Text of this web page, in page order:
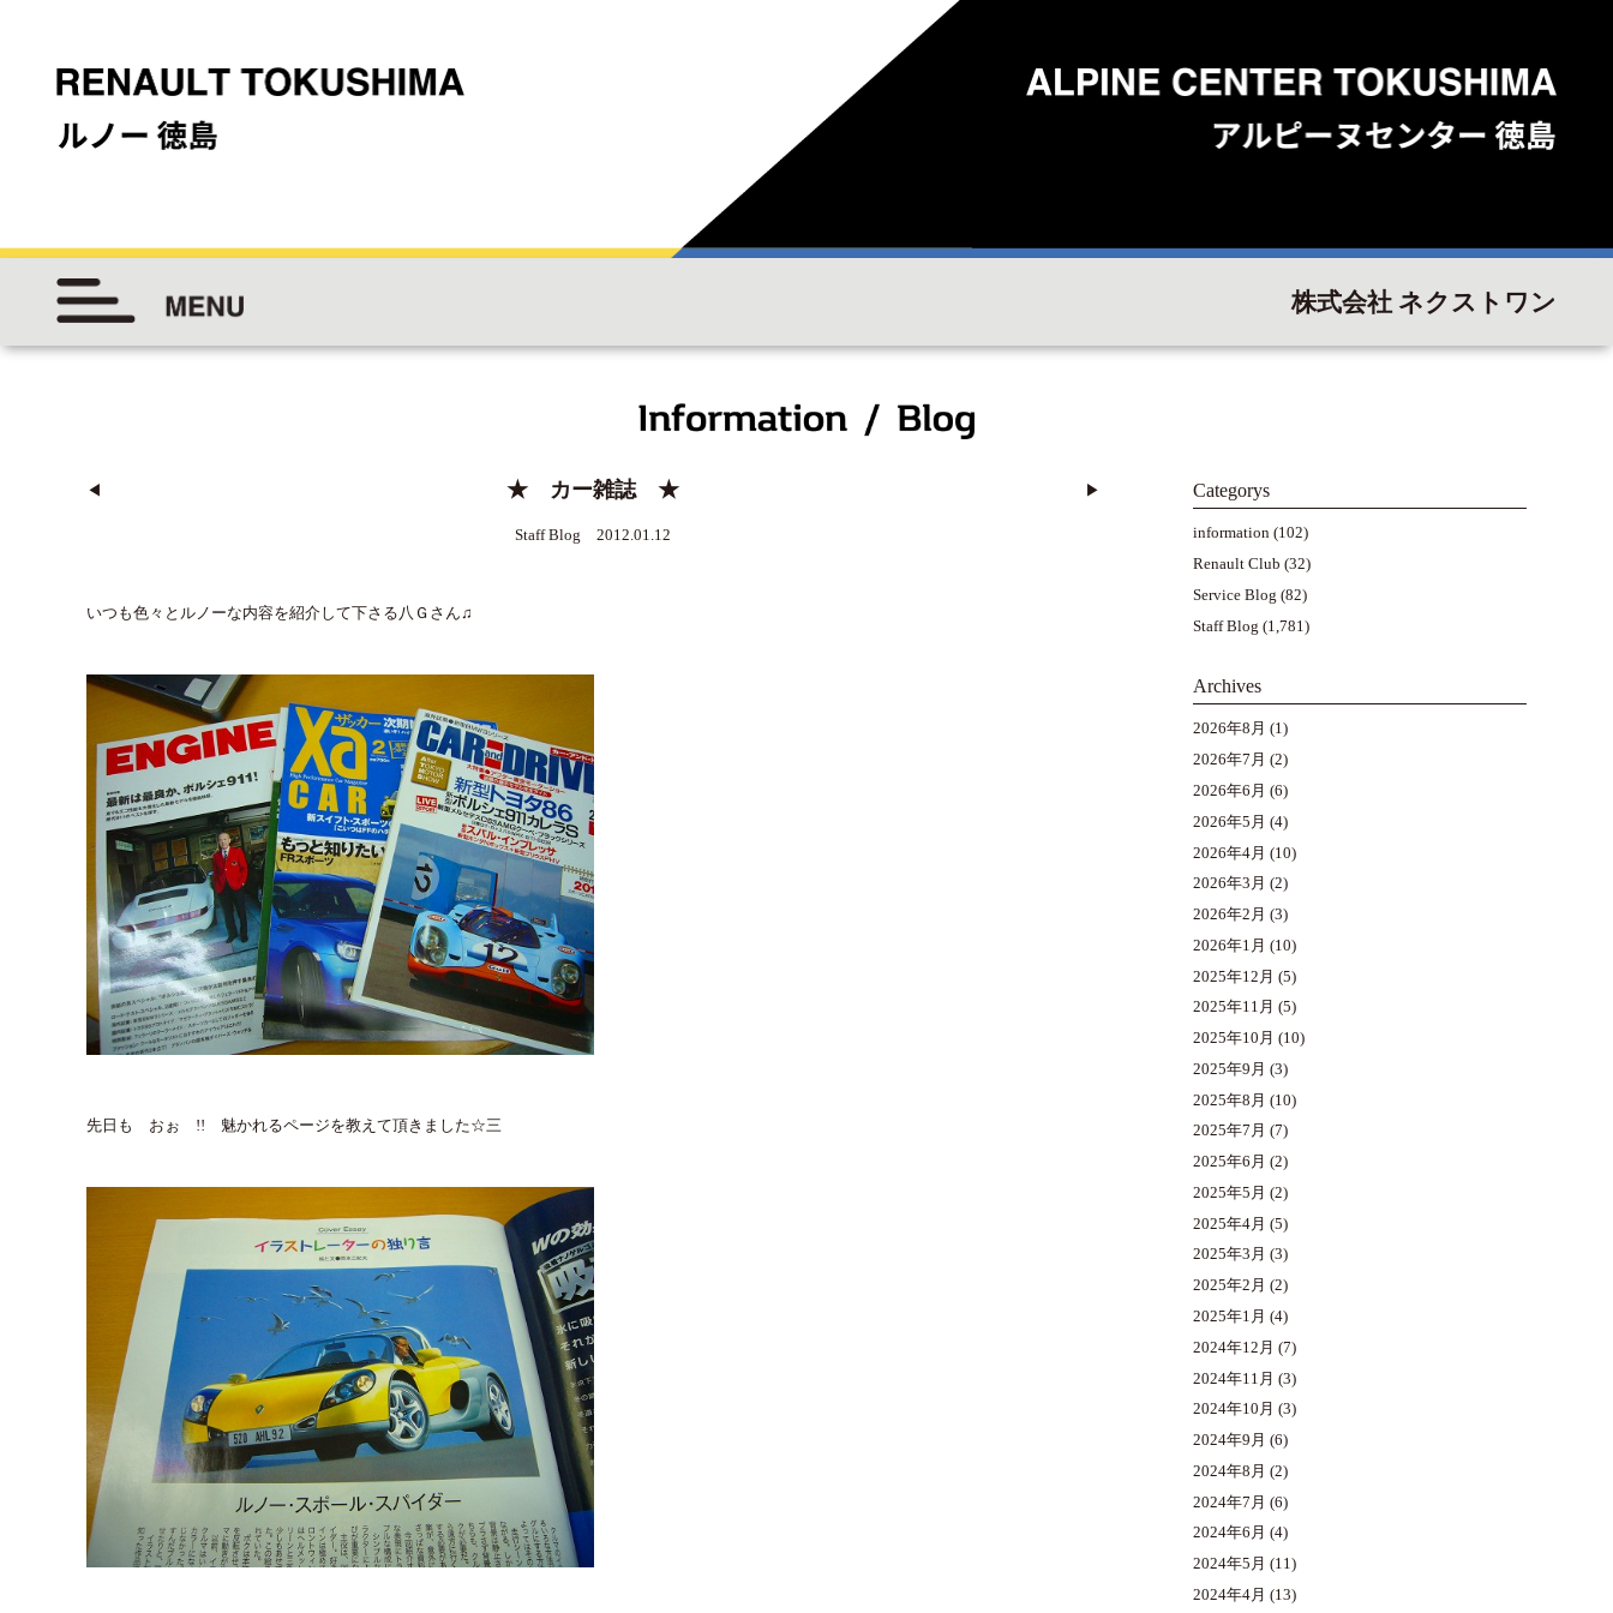
株式会社 ネクストワン
◀︎ ★ カー雑誌 ★
Staff Blog 2012.01.12
▶︎
いつも色々とルノーな内容を紹介して下さる八Ｇさん♫
先日も おぉ !! 魅かれるページを教えて頂きました☆三
Categorys
information(102)
Renault Club (32)
Service Blog (82)
Staff Blog (1,781)
Archives
2026年8月 (1)
2026年7月 (2)
2026年6月 (6)
2026年5月 (4)
2026年4月 (10)
2026年3月 (2)
2026年2月 (3)
2026年1月 (10)
2025年12月 (5)
2025年11月 (5)
2025年10月 (10)
2025年9月 (3)
2025年8月 (10)
2025年7月 (7)
2025年6月 (2)
2025年5月 (2)
2025年4月 (5)
2025年3月 (3)
2025年2月 (2)
2025年1月 (4)
2024年12月 (7)
2024年11月 (3)
2024年10月 (3)
2024年9月 (6)
2024年8月 (2)
2024年7月 (6)
2024年6月 (4)
2024年5月 (11)
2024年4月 (13)